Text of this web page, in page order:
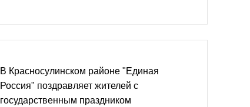
В Красносулинском районе "Единая
Россия" поздравляет жителей с
государственным праздником